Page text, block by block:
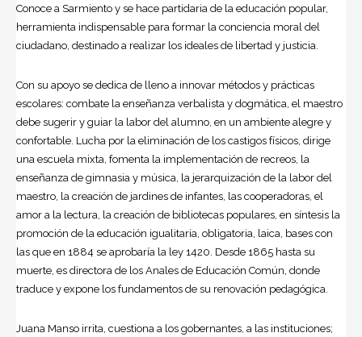
Conoce a Sarmiento y se hace partidaria de la educación popular,
herramienta indispensable para formar la conciencia moral del
ciudadano, destinado a realizar los ideales de libertad y justicia.
Con su apoyo se dedica de lleno a innovar métodos y prácticas
escolares: combate la enseñanza verbalista y dogmática, el maestro
debe sugerir y guiar la labor del alumno, en un ambiente alegre y
confortable. Lucha por la eliminación de los castigos físicos, dirige
una escuela mixta, fomenta la implementación de recreos, la
enseñanza de gimnasia y música, la jerarquización de la labor del
maestro, la creación de jardines de infantes, las cooperadoras, el
amor a la lectura, la creación de bibliotecas populares, en síntesis la
promoción de la educación igualitaria, obligatoria, laica, bases con
las que en 1884 se aprobaría la ley 1420. Desde 1865 hasta su
muerte, es directora de los Anales de Educación Común, donde
traduce y expone los fundamentos de su renovación pedagógica.
Juana Manso irrita, cuestiona a los gobernantes, a las instituciones;